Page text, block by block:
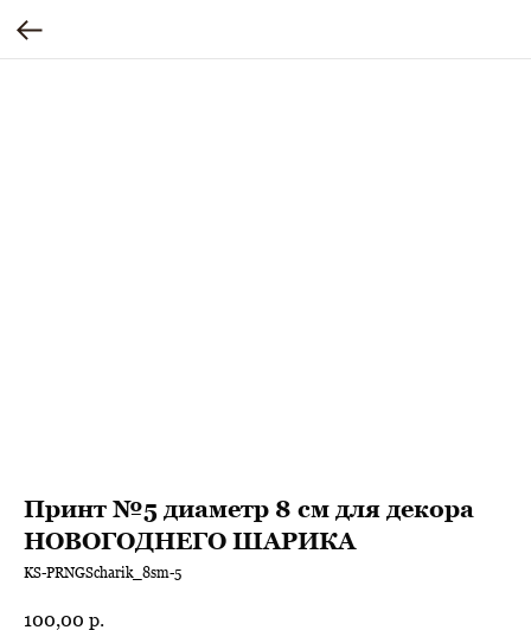
Принт №5 диаметр 8 см для декора
НОВОГОДНЕГО ШАРИКА
KS-PRNGScharik_8sm-5
100,00 р.